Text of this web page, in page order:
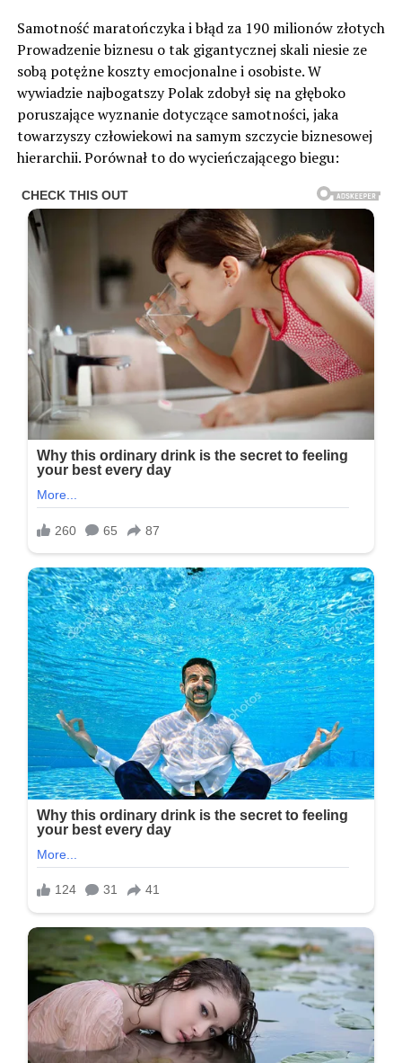
Samotność maratończyka i błąd za 190 milionów złotych
Prowadzenie biznesu o tak gigantycznej skali niesie ze
sobą potężne koszty emocjonalne i osobiste. W
wywiadzie najbogatszy Polak zdobył się na głęboko
poruszające wyznanie dotyczące samotności, jaka
towarzyszy człowiekowi na samym szczycie biznesowej
hierarchii. Porównał to do wycieńczającego biegu: